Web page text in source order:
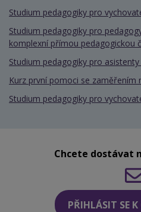
Studium pedagogiky pro
Studium pedagogiky pro
komplexní přímou pedagogickou
Studium pedagogiky pro
Kurz první pomoci se zaměřením
Studium pedagogiky pro
Chcete dostávat
PŘIHLÁSIT SE K